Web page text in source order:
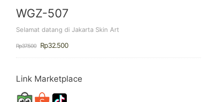
WGZ-507
Selamat datang di Jakarta Skin Art
Rp37.500
Harga
adalah:
Rp32.500Harga
ini
Rp32.500.
Link Marketplace